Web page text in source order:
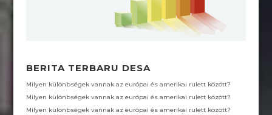
m
BERITA TERBARU DESA
Milyen különbségek vannak az európai és amerikai rulett között?
Milyen különbségek vannak az európai és amerikai rulett között?
Milyen különbségek vannak az európai és amerikai rulett között?